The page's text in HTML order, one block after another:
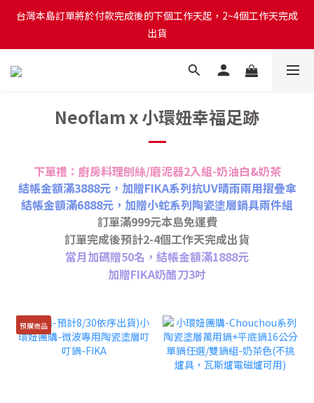
台灣本島訂單將於付款完成後的下個工作天起，2~4個工作天完成
出貨
台灣本島消費滿$999免運費
Neoflam x 小環妞幸福足跡
下單禮：廚房料理刨絲/磨泥器2入組-奶油白&奶茶
結帳金額滿3888元，加贈FIKA系列抗UV晴雨兩用摺疊傘
結帳金額滿6888元，加贈小蛇系列陶瓷塗層鍋具兩件組
訂單滿999元本島免運費
訂單完成後預計2-4個工作天完成出貨
當月加碼贈50名，結帳金額滿1888元
加贈FIKA奶酪刀3吋
預購商品